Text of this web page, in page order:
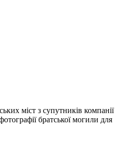
міст з супутників компанії
братської могили для